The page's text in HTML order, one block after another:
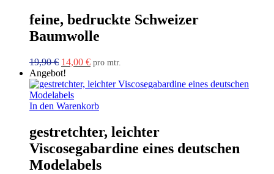
feine, bedruckte Schweizer
Baumwolle
19,90€ Ursprünglicher
Preis
war:
19,90 €
14,00 €Aktueller
ist:
pro mtr.
Angebot!
In den Warenkorb
gestretchter, leichter
Viscosegabardine eines deutschen
Modelabels